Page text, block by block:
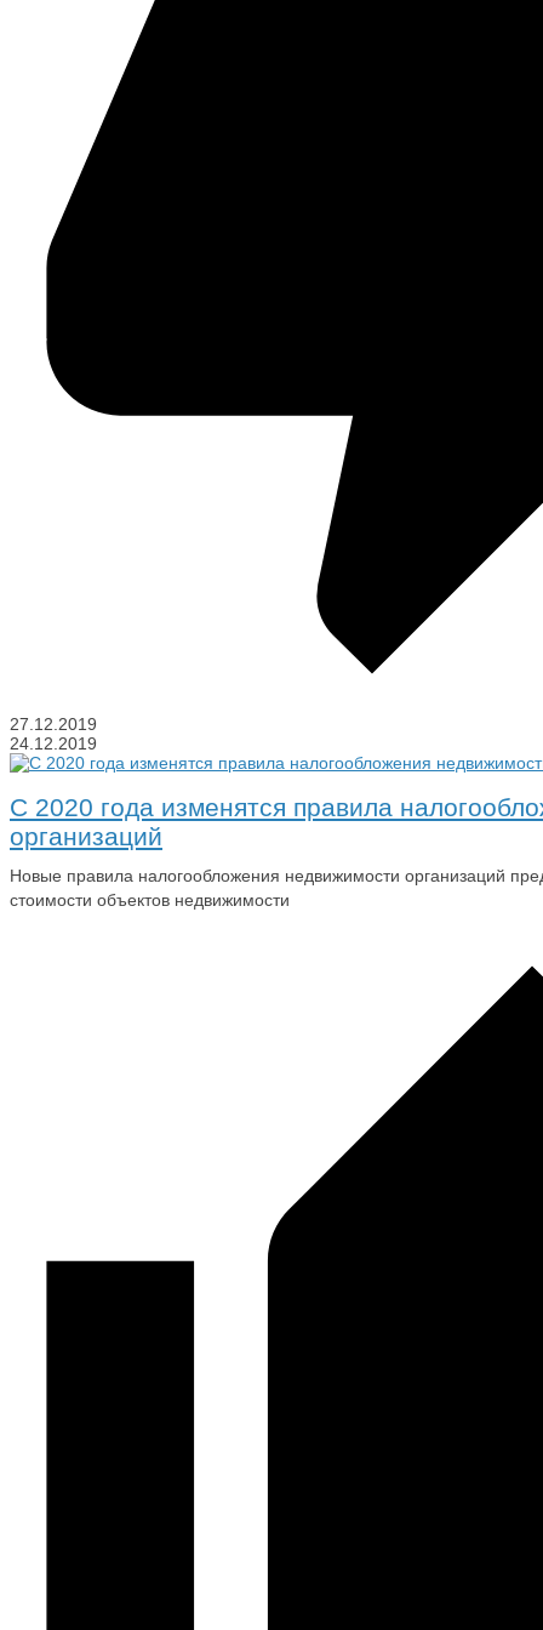
27.12.2019
24.12.2019
С 2020 года изменятся правила
организаций
Новые правила налогообложения недвижимости организаций
стоимости объектов недвижимости